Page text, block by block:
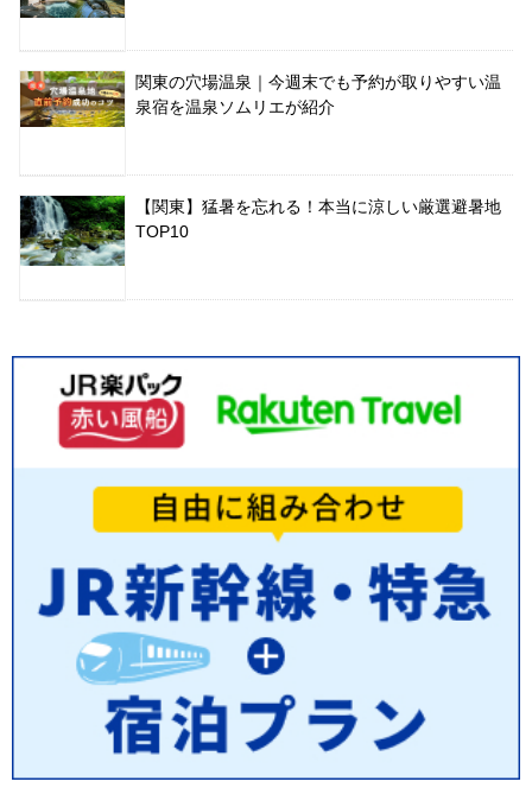
関東の穴場温泉｜今週末でも予約が取りやすい温
泉宿を温泉ソムリエが紹介
【関東】猛暑を忘れる！本当に涼しい厳選避暑地
TOP10